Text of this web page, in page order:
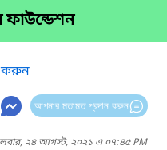
ফাউন্ডেশন
করুন
আপনার মতামত প্রদান করুন
২৪ আগস্ট, ২০২১ এ ০৭:৪৫ PM